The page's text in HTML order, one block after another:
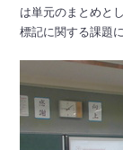
は単元のまとめと
標記に関する課題